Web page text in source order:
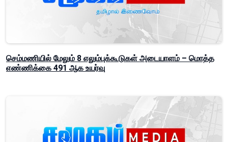
செம்மணியில் மேலும் 8 எலும்புக்கூடுகள் அடையாளம் – மொத்த
எண்ணிக்கை 491 ஆக உயர்வு